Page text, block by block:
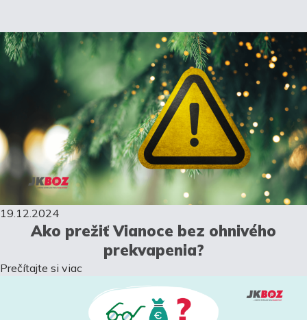
19.12.2024
Ako prežiť Vianoce bez ohnivého
prekvapenia?
Prečítajte si viac